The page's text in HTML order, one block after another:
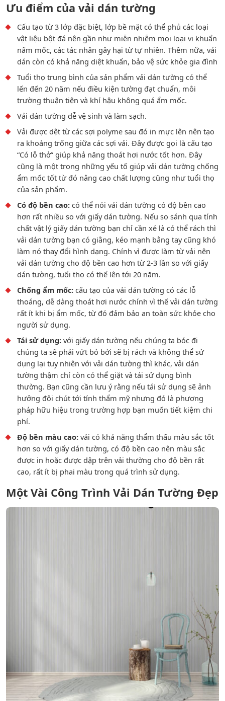
Ưu điểm của vải dán tường
Cấu tạo từ 3 lớp đặc biệt, lớp bề mặt có thể phủ các loại
vật liệu bột đá nên gần như miễn nhiễm mọi loại vi khuẩn
nấm mốc, các tác nhân gây hại từ tự nhiên. Thêm nữa, vải
dán còn có khả năng diệt khuẩn, bảo vệ sức khỏe gia đình
Tuổi thọ trung bình của sản phẩm vải dán tường có thể
lến đến 20 năm nếu điều kiện tường đạt chuẩn, môi
trường thuận tiện và khí hậu không quá ẩm mốc.
Vải dán tường dễ vệ sinh và làm sạch.
Vải được dệt từ các sợi polyme sau đó in mực lên nên tạo
ra khoảng trống giữa các sợi vải. Đây được gọi là cấu tạo
“Có lỗ thở” giúp khả năng thoát hơi nước tốt hơn. Đây
cũng là một trong những yếu tố giúp vải dán tường chống
ẩm mốc tốt từ đó nâng cao chất lượng cũng như tuổi thọ
của sản phẩm.
Có độ bền cao: có thể nói vải dán tường có độ bền cao
hơn rất nhiều so với giấy dán tường. Nếu so sánh qua tính
chất vật lý giấy dán tường bạn chỉ cần xé là có thể rách thì
vải dán tường bạn có giằng, kéo mạnh bằng tay cũng khó
làm nó thay đổi hình dạng. Chính vì được làm từ vải nên
vải dán tường cho độ bền cao hơn từ 2-3 lần so với giấy
dán tường, tuổi thọ có thể lên tới 20 năm.
Chống ẩm mốc: cấu tạo của vải dán tường có các lỗ
thoáng, dễ dàng thoát hơi nước chính vì thế vải dán tường
rất ít khi bị ẩm mốc, từ đó đảm bảo an toàn sức khỏe cho
người sử dụng.
Tái sử dụng: với giấy dán tường nếu chúng ta bóc đi
chúng ta sẽ phải vứt bỏ bởi sẽ bị rách và không thể sử
dụng lại tuy nhiên với vải dán tường thì khác, vải dán
tường thậm chí còn có thể giặt và tái sử dụng bình
thường. Bạn cũng cần lưu ý rằng nếu tái sử dụng sẽ ảnh
hưởng đôi chút tới tính thẩm mỹ nhưng đó là phương
pháp hữu hiệu trong trường hợp bạn muốn tiết kiệm chi
phí.
Độ bền màu cao: vải có khả năng thẩm thấu màu sắc tốt
hơn so với giấy dán tường, có độ bền cao nên màu sắc
được in hoặc được dập trên vải thường cho độ bền rất
cao, rất ít bị phai màu trong quá trình sử dụng.
Một Vài Công Trình Vải Dán Tường Đẹp